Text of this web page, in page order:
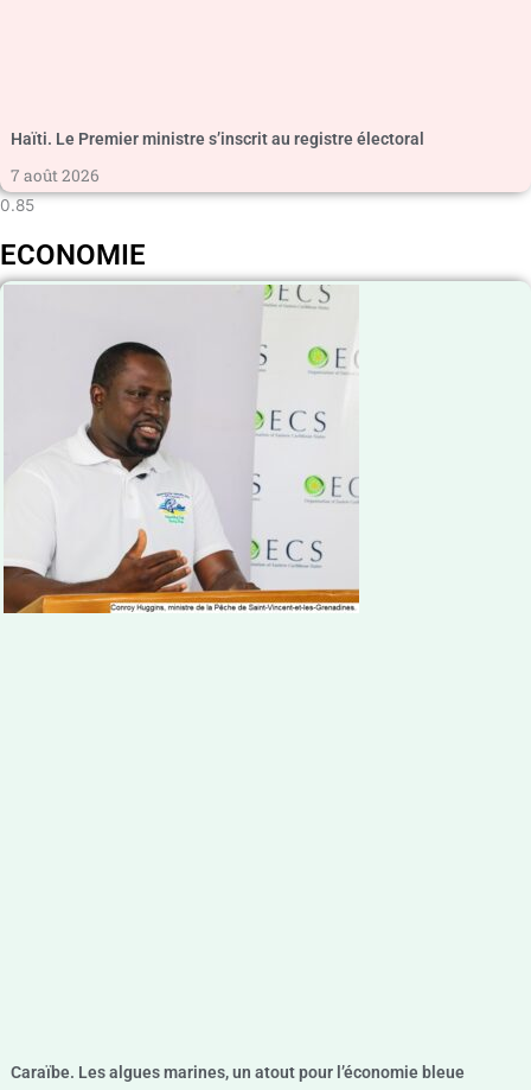
Haïti. Le Premier ministre s’inscrit au registre électoral
7 août 2026
ECONOMIE
Caraïbe. Les algues marines, un atout pour l’économie bleue